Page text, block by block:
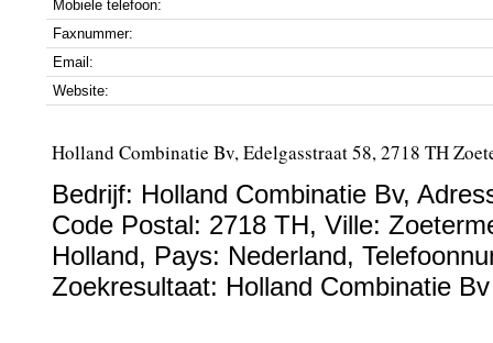
Mobiele telefoon:
Faxnummer:
Email:
Website:
Holland Combinatie Bv, Edelgasstraat 58, 2718 TH
Bedrijf: Holland Combinatie Bv,
Code Postal: 2718 TH, Ville:
Holland, Pays: Nederland,
Zoekresultaat: Holland Combinatie